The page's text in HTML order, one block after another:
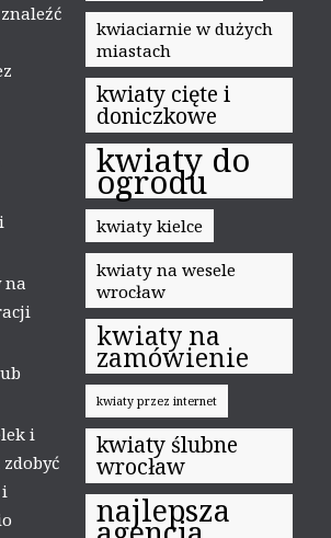
na
i
kwiaciarnie w dużych
miastach
kwiaty cięte i
doniczkowe
kwiaty do
ogrodu
kwiaty kielce
kwiaty na wesele
wrocław
kwiaty na
zamówienie
kwiaty przez internet
kwiaty ślubne
wrocław
najlepsza